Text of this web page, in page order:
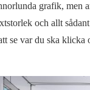
grafik, men
och allt
se var du ska klicka